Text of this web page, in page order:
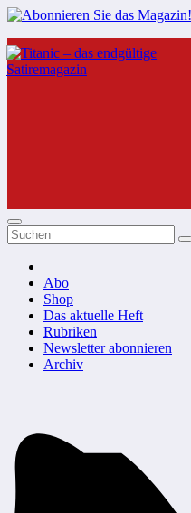
Zum
Inhalt
springen
Abo
Shop
Das aktuelle Heft
Rubriken
Newsletter abonnieren
Archiv